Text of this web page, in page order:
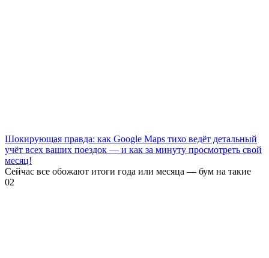
Шокирующая правда: как Google Maps тихо ведёт детальный
учёт всех ваших поездок — и как за минуту просмотреть свой
месяц!
Сейчас все обожают итоги года или месяца — бум на такие
02